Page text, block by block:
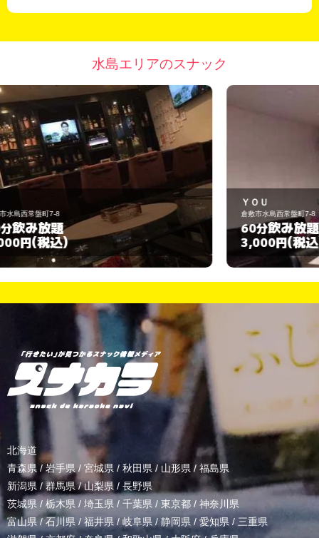
水島エリアのスナック
倉敷市水島西常盤町7-8
60分 飲み放題
3,000円(税込)
北海道
青森県 / 岩手県/ 宮城県 / 秋田県 / 山形県/ 福島県
新潟県 /群馬県/山梨県 / 長野県
茨城県 / 栃木県 / 埼玉県 / 千葉県 / 東京都 / 神奈川県
富山県 /石川県/福井県/岐阜県 / 静岡県 / 愛知県 / 三重県